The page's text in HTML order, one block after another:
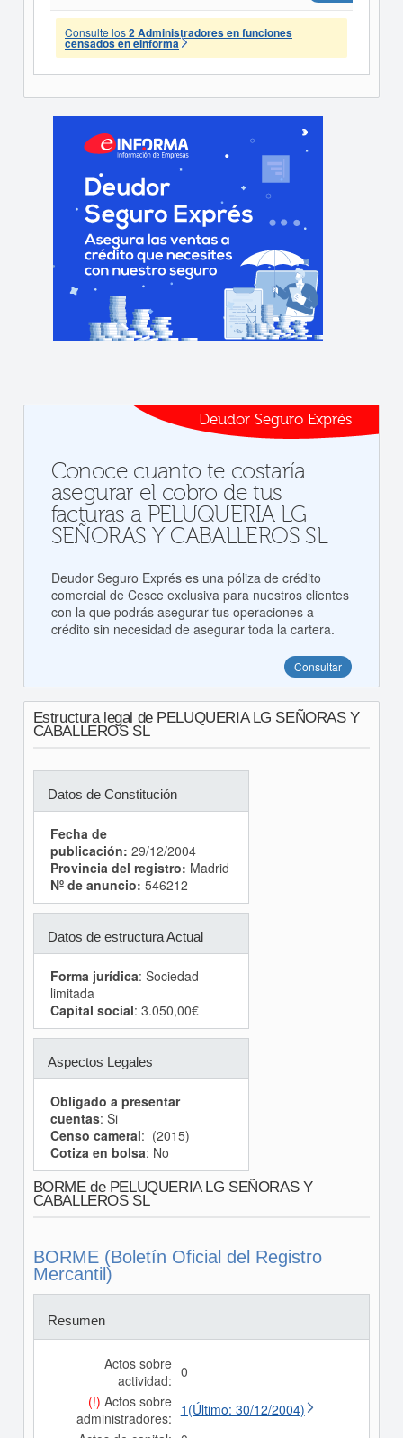
Consulte los2 Administradores en funciones
censados en eInforma
Deudor Seguro Exprés
Conoce cuanto te costaría
asegurar el cobro de tus
facturas a PELUQUERIA LG
SEÑORAS Y CABALLEROS SL
Deudor Seguro Exprés es una póliza de crédito
comercial de Cesce exclusiva para nuestros clientes
con la que podrás asegurar tus operaciones a
crédito sin necesidad de asegurar toda la cartera.
Consultar
Estructura legal de PELUQUERIA LG SEÑORAS Y
CABALLEROS SL
Datos de Constitución
Fecha de
publicación: 29/12/2004
Provincia del registro: Madrid
Nº de anuncio: 546212
Datos de estructura Actual
Forma jurídica: Sociedad
limitada
Capital social: 3.050,00€
Aspectos Legales
Obligado a presentar
cuentas: Si
Censo cameral: (2015)
Cotiza en bolsa: No
BORME de PELUQUERIA LG SEÑORAS Y
CABALLEROS SL
BORME (Boletín Oficial del Registro
Mercantil)
Resumen
Actos sobre
actividad: 0
(!) Actos sobre
administradores: 1(Último: 30/12/2004)